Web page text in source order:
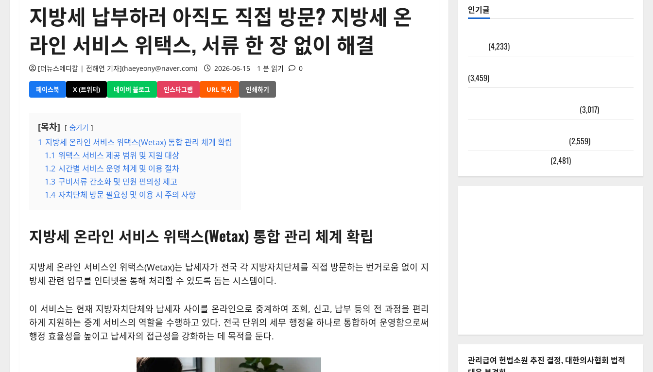
지방세 납부하러 아직도 직접 방문? 지방세 온
라인 서비스 위택스, 서류 한 장 없이 해결
[더뉴스메디칼 | 전해연 기자](haeyeony@naver.com) 2026-06-15 1 분 읽기 0
페이스북 X (트위터) 네이버 블로그 인스타그램 URL 복사 인쇄하기
[목차] 숨기기
1 지방세 온라인 서비스 위택스(Wetax) 통합 관리 체계 확립
1.1 위택스 서비스 제공 범위 및 지원 대상
1.2 시간별 서비스 운영 체계 및 이용 절차
1.3 구비서류 간소화 및 민원 편의성 제고
1.4 자치단체 방문 필요성 및 이용 시 주의 사항
지방세 온라인 서비스 위택스(Wetax) 통합 관리 체계 확립
지방세 온라인 서비스인 위택스(Wetax)는 납세자가 전국 각 지방자치단체를 직접 방문하는 번거로움 없이 지
방세 관련 업무를 인터넷을 통해 처리할 수 있도록 돕는 시스템이다.
이 서비스는 현재 지방자치단체와 납세자 사이를 온라인으로 중계하여 조회, 신고, 납부 등의 전 과정을 편리
하게 지원하는 중계 서비스의 역할을 수행하고 있다. 전국 단위의 세무 행정을 하나로 통합하여 운영함으로써
행정 효율성을 높이고 납세자의 접근성을 강화하는 데 목적을 둔다.
인기글
(4,233)
(3,459)
(3,017)
(2,559)
(2,481)
관리급여 헌법소원 추진 결정, 대한의사협회 법적